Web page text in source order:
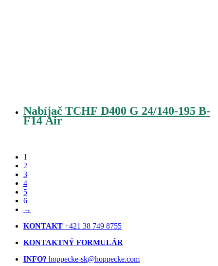
Nabíjač TCHF D400 G 24/140-195 B-
F14 Air
1
2
3
4
5
6
→
KONTAKT +421 38 749 8755
KONTAKTNÝ FORMULÁR
INFO? hoppecke-sk@hoppecke.com